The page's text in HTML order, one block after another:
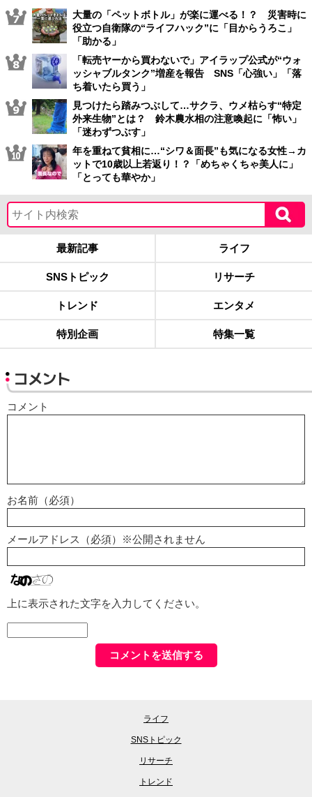
大量の「ペットボトル」が楽に運べる！？ 災害時に
役立つ自衛隊の“ライフハック”に「目からうろこ」
「助かる」
「転売ヤーから買わないで」アイラップ公式が“ウォ
ッシャブルタンク”増産を報告 SNS「心強い」「落
ち着いたら買う」
見つけたら踏みつぶして…サクラ、ウメ枯らす“特定
外来生物”とは？ 鈴木農水相の注意喚起に「怖い」
「迷わずつぶす」
年を重ねて貧相に…“シワ＆面長”も気になる女性→カ
ットで10歳以上若返り！？「めちゃくちゃ美人に」
「とっても華やか」
最新記事 ライフ
SNSトピック リサーチ
トレンド エンタメ
特別企画 特集一覧
コメント
コメント
お名前（必須）
メールアドレス（必須）※公開されません
上に表示された文字を入力してください。
ライフ
SNSトピック
リサーチ
トレンド